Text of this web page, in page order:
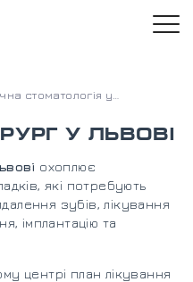
стоматологія у Львові
У ЛЬВОВІ
охоплює
які потребують
зубів, лікування
імплантацію та
центрі план лікування